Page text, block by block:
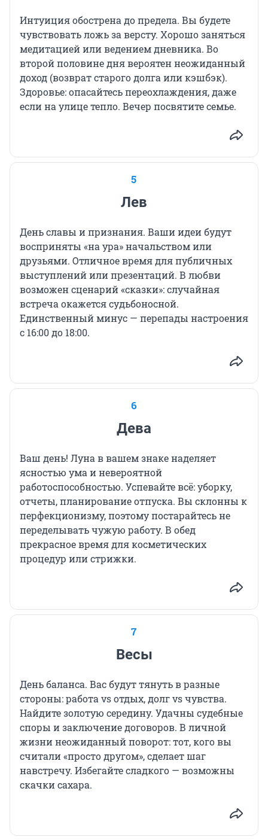
Интуиция обострена до предела. Вы будете
чувствовать ложь за версту. Хорошо заняться
медитацией или ведением дневника. Во
второй половине дня вероятен неожиданный
доход (возврат старого долга или кэшбэк).
Здоровье: опасайтесь переохлаждения, даже
если на улице тепло. Вечер посвятите семье.
5
Лев
День славы и признания. Ваши идеи будут
восприняты «на ура» начальством или
друзьями. Отличное время для публичных
выступлений или презентаций. В любви
возможен сценарий «сказки»: случайная
встреча окажется судьбоносной.
Единственный минус — перепады настроения
с 16:00 до 18:00.
6
Дева
Ваш день! Луна в вашем знаке наделяет
ясностью ума и невероятной
работоспособностью. Успевайте всё: уборку,
отчеты, планирование отпуска. Вы склонны к
перфекционизму, поэтому постарайтесь не
переделывать чужую работу. В обед
прекрасное время для косметических
процедур или стрижки.
7
Весы
День баланса. Вас будут тянуть в разные
стороны: работа vs отдых, долг vs чувства.
Найдите золотую середину. Удачны судебные
споры и заключение договоров. В личной
жизни неожиданный поворот: тот, кого вы
считали «просто другом», сделает шаг
навстречу. Избегайте сладкого — возможны
скачки сахара.